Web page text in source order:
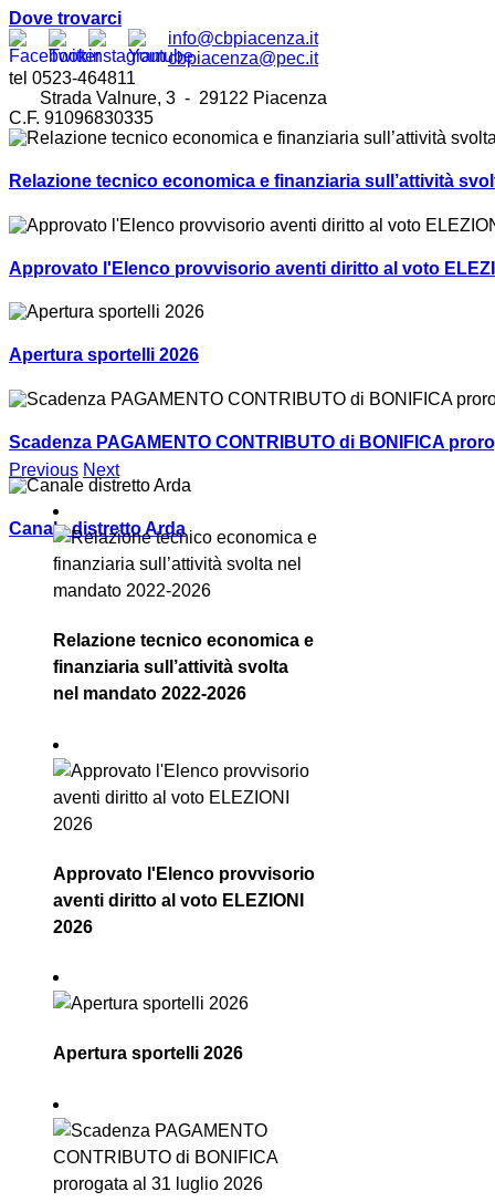
Dove trovarci
info@cbpiacenza.it
cbpiacenza@pec.it
tel 0523-464811
Strada Valnure, 3 - 29122 Piacenza
C.F. 91096830335
Relazione tecnico economica e finanziaria sull’attività
Approvato l'Elenco provvisorio aventi diritto al voto
Apertura sportelli 2026
Scadenza PAGAMENTO CONTRIBUTO di BONIFICA
Canale distretto Arda
Previous Next
Relazione tecnico economica e
finanziaria sull’attività svolta
nel mandato 2022-2026
Approvato l'Elenco provvisorio
aventi diritto al voto ELEZIONI
2026
Apertura sportelli 2026